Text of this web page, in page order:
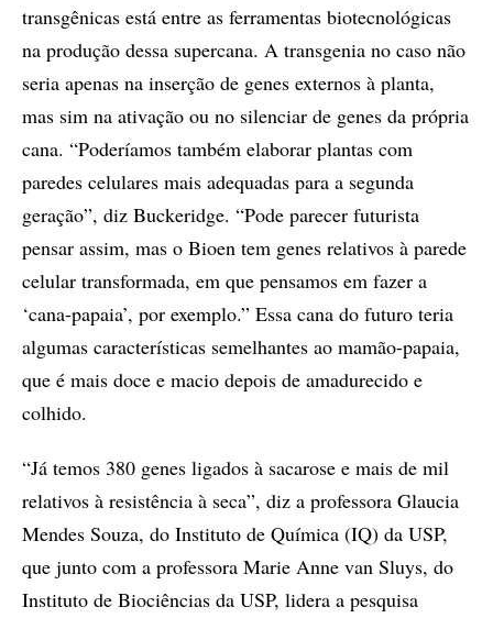
transgênicas está entre as ferramentas biotecnológicas
na produção dessa supercana. A transgenia no caso não
seria apenas na inserção de genes externos à planta,
mas sim na ativação ou no silenciar de genes da própria
cana. “Poderíamos também elaborar plantas com
paredes celulares mais adequadas para a segunda
geração”, diz Buckeridge. “Pode parecer futurista
pensar assim, mas o Bioen tem genes relativos à parede
celular transformada, em que pensamos em fazer a
‘cana-papaia’, por exemplo.” Essa cana do futuro teria
algumas características semelhantes ao mamão-papaia,
que é mais doce e macio depois de amadurecido e
colhido.
“Já temos 380 genes ligados à sacarose e mais de mil
relativos à resistência à seca”, diz a professora Glaucia
Mendes Souza, do Instituto de Química (IQ) da USP,
que junto com a professora Marie Anne van Sluys, do
Instituto de Biociências da USP, lidera a pesquisa